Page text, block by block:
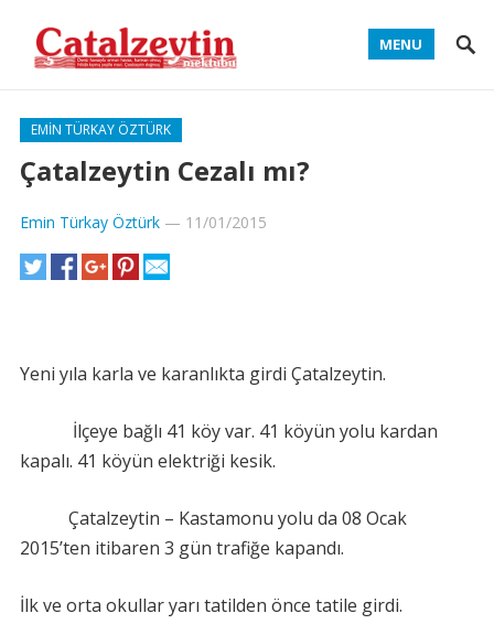
MENU
EMIN TÜRKAY ÖZTÜRK
Çatalzeytin Cezalı mı?
Emin Türkay Öztürk— 11/01/2015
Yeni yıla karla ve karanlıkta girdi Çatalzeytin.
İlçeye bağlı 41 köy var. 41 köyün yolu kardan
kapalı. 41 köyün elektriği kesik.
Çatalzeytin – Kastamonu yolu da 08 Ocak
2015’ten itibaren 3 gün trafiğe kapandı.
İlk ve orta okullar yarı tatilden önce tatile girdi.